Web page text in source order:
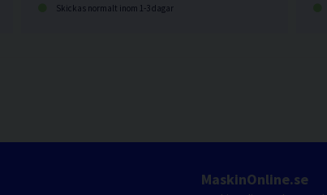
Skickas normalt inom 1-3 dagar
MaskinOnline.se